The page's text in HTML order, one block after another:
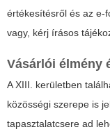
értékesítésről és az e-
vagy, kérj írásos
Vásárlói élmény
A XIII. kerületben
közösségi szerepe is
tapasztalatcsere ad